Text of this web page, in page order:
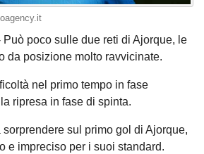
Può poco sulle due reti di Ajorque, le
da posizione molto ravvicinate.
nel primo tempo in fase
ripresa in fase di spinta.
sorprendere sul primo gol di Ajorque,
e impreciso per i suoi standard.